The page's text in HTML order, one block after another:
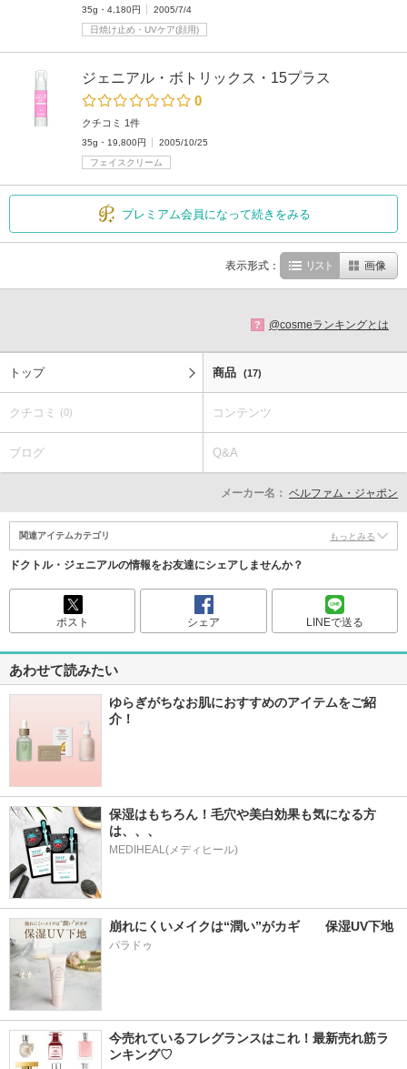
35g・4,180円
2005/7/4
日焼け止め・UVケア(顔用)
ジェニアル・ボトリックス・15プラス
0
クチコミ 1件
35g・19,800円
2005/10/25
フェイスクリーム
プレミアム会員になって続きをみる
表示形式： リスト 画像
? @cosmeランキングとは
トップ 商品 (17)
クチコミ (0) コンテンツ
ブログ Q&A
メーカー名： ベルファム・ジャポン
関連アイテムカテゴリ もっとみる
ドクトル・ジェニアルの情報をお友達にシェアしませんか？
ポスト シェア LINEで送る
あわせて読みたい
ゆらぎがちなお肌におすすめのアイテムをご紹
介！
保湿はもちろん！毛穴や美白効果も気になる方
は、、、
MEDIHEAL(メディヒール)
崩れにくいメイクは“潤い”がカギ　　保湿UV下地
パラドゥ
今売れているフレグランスはこれ！最新売れ筋ラ
ンキング♡